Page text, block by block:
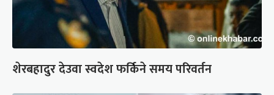
शेरबहादुर देउवा स्वदेश फर्किने समय परिवर्तन